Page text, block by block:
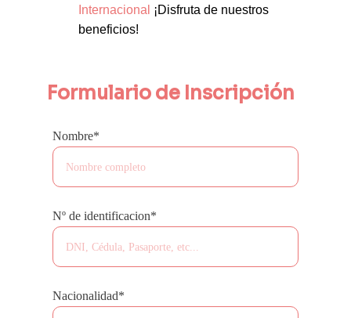
Internacional
¡Disfruta de nuestros
beneficios!
Nombre*
Nº de identificacion*
Nacionalidad*
Formulario de Inscripción